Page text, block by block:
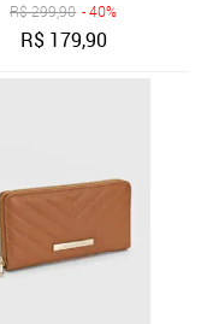
R$299,90 - 40%
R$ 179,90